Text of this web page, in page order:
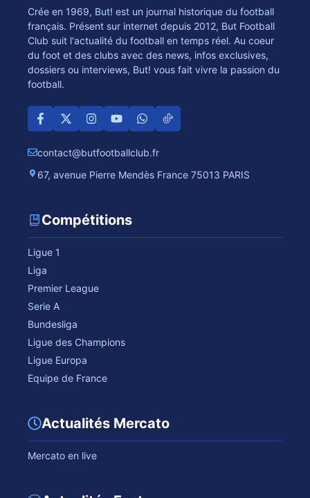
Crée en 1969, But! est un journal historique du football
français. Présent sur internet depuis 2012, But Football
Club suit l'actualité du football en temps réel. Au coeur
du foot et des clubs avec des news, infos exclusives,
dossiers ou interviews, But! vous fait vivre la passion du
football.
contact@butfootballclub.fr
67, avenue Pierre Mendès France 75013 PARIS
Compétitions
Ligue 1
Liga
Premier League
Serie A
Bundesliga
Ligue des Champions
Ligue Europa
Equipe de France
Actualités Mercato
Mercato en live